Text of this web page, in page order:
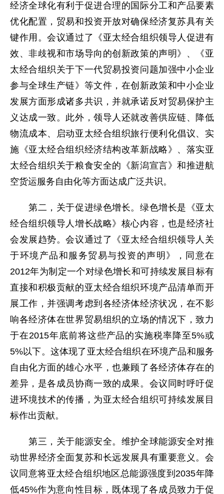
经济全球化有利于促进合理的国际分工和产品要素
优化配置，贸易和投资开放对确保经济复苏具有关
键作用。会议通过了《亚太经合组织领导人促进有
效、非歧视和市场导向的创新政策的声明》、《亚
太经合组织关于下一代贸易投资问题加强中小企业
参与全球生产链》等文件，在创新政策和中小企业
发展方面形成诸多共识，并就承诺反对贸易保护主
义达成一致。此外，领导人还就改善供应链、降低
物流成本、启动亚太经合组织旅行便利化倡议、实
施《亚太经合组织经济结构改革新战略》、落实亚
太经合组织关于粮食安全的《新潟宣言》和推进航
空货运服务自由化等方面达成广泛共识。
第二，关于促进绿色增长。绿色增长是《亚太
经合组织领导人增长战略》核心内容，也是经济社
会发展趋势。会议通过了《亚太经合组织领导人关
于环境产品和服务贸易与投资的声明》，同意在
2012年为制定一个对绿色增长和可持续发展目标有
直接和积极贡献的亚太经合组织环境产品清单而开
展工作，并强调考虑到各经济体经济状况，在不影
响各经济体在世界贸易组织的立场的情况下，致力
于在2015年底前将这些产品的实施税率降至5%或
5%以下。这体现了亚太经合组织在环境产品和服务
自由化方面的雄心水平，也兼顾了各经济体存在的
差异，是各成员协商一致的成果。会议同时呼吁促
进环境技术的传播，为亚太经合组织可持续发展目
标作出贡献。
第三，关于能源安全。维护全球能源安全对推
动世界经济全面复苏和长远发展具有重要意义。会
议同意将亚太经合组织地区总能源强度到2035年降
低45%作为意向性目标，既体现了各成员致力于促